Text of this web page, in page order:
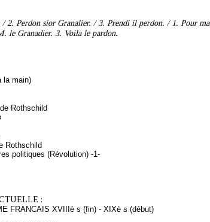
/ 2. Perdon sior Granalier. / 3. Prendi il perdon. / 1. Pour ma
le Granadier. 3. Voila le pardon.
la main)
Rothschild
Rothschild
politiques (Révolution) -1-
:
FRANCAIS XVIIIè s (fin) - XIXè s (début)